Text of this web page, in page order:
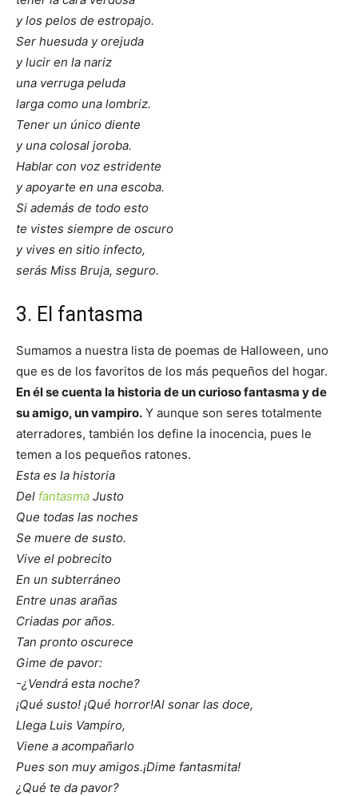
y los pelos de estropajo.
Ser huesuda y orejuda
y lucir en la nariz
una verruga peluda
larga como una lombriz.
Tener un único diente
y una colosal joroba.
Hablar con voz estridente
y apoyarte en una escoba.
Si además de todo esto
te vistes siempre de oscuro
y vives en sitio infecto,
serás Miss Bruja, seguro.
3. El fantasma
Sumamos a nuestra lista de poemas de Halloween, uno
que es de los favoritos de los más pequeños del hogar.
En él se cuenta la historia de un curioso fantasma y de
su amigo, un vampiro. Y aunque son seres totalmente
aterradores, también los define la inocencia, pues le
temen a los pequeños ratones.
Esta es la historia
Del fantasma Justo
Que todas las noches
Se muere de susto.
Vive el pobrecito
En un subterráneo
Entre unas arañas
Criadas por años.
Tan pronto oscurece
Gime de pavor:
-¿Vendrá esta noche?
¡Qué susto! ¡Qué horror!Al sonar las doce,
Llega Luis Vampiro,
Viene a acompañarlo
Pues son muy amigos.¡Dime fantasmita!
¿Qué te da pavor?